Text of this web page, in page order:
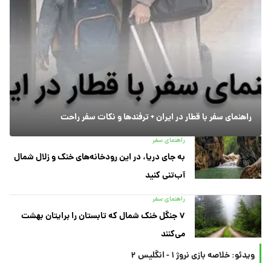
راهنمای سفر با قطار در ایران + ترفندها و نکات سفر راحت
راهنمای سفر
به جای دریا، در این رودخانه‌های خنک و زلال شمال
آب‌تنی کنید
راهنمای سفر
۷ جنگل خنک شمال که تابستان را برایتان بهشت
می‌کنند
ویدئو: خلاصه بازی نروژ ۱ - انگلیس ۲